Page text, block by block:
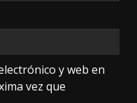
y web en
vez que